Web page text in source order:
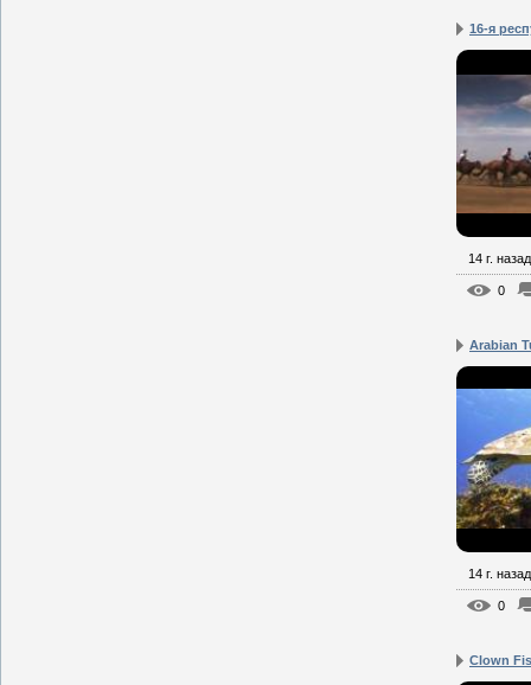
16-я
14 г. назад
0
Arabian
14 г. назад
0
Clown